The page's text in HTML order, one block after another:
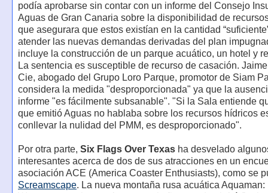
podía aprobarse sin contar con un informe del Consejo
Aguas de Gran Canaria sobre la disponibilidad de
que asegurara que estos existían en la cantidad
atender las nuevas demandas derivadas del plan
incluye la construcción de un parque acuático, un hotel y
La sentencia es susceptible de recurso de casación.
Cie, abogado del Grupo Loro Parque, promotor de Siam
considera la medida "desproporcionada" ya que la
informe "es fácilmente subsanable". "Si la Sala entiende
que emitió Aguas no hablaba sobre los recursos hídricos
conllevar la nulidad del PMM, es desproporcionado".
Por otra parte, Six Flags Over Texasha desvelado
interesantes acerca de dos de sus atracciones en un
asociación ACE (America Coaster Enthusiasts), como se
Screamscape. La nueva montaña rusa acuática Aquaman: